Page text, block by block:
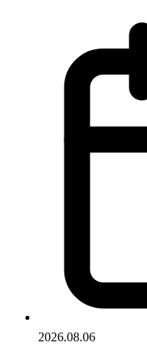
2026.08.06